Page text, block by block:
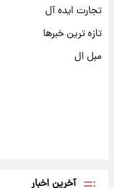
تجارت ایده آل
تازه ترین خبرها
مبل ال
آخرین اخبار